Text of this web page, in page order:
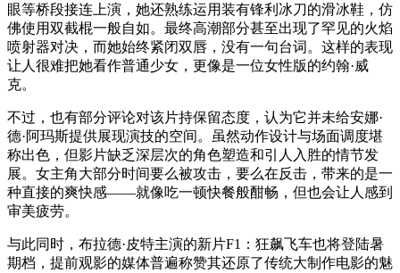
眼等桥段接连上演，她还熟练运用装有锋利冰刀的滑冰鞋，仿
佛使用双截棍一般自如。最终高潮部分甚至出现了罕见的火焰
喷射器对决，而她始终紧闭双唇，没有一句台词。这样的表现
让人很难把她看作普通少女，更像是一位女性版的约翰·威
克。
不过，也有部分评论对该片持保留态度，认为它并未给安娜·
德·阿玛斯提供展现演技的空间。虽然动作设计与场面调度堪
称出色，但影片缺乏深层次的角色塑造和引人入胜的情节发
展。女主角大部分时间要么被攻击，要么在反击，带来的是一
种直接的爽快感——就像吃一顿快餐般酣畅，但也会让人感到
审美疲劳。
与此同时，布拉德·皮特主演的新片F1：狂飙飞车也将登陆暑
期档，提前观影的媒体普遍称赞其还原了传统大制作电影的魅